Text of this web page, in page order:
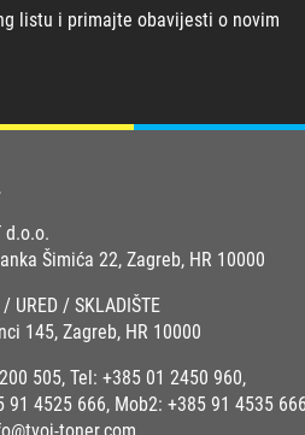
listu i primajte obavijesti o novim
d.o.o.
Šimića 22, Zagreb, HR 10000
URED / SKLADIŠTE
145, Zagreb, HR 10000
505, Tel: +385 01 2450 960,
91 4525 666, Mob2: +385 91 4535 666